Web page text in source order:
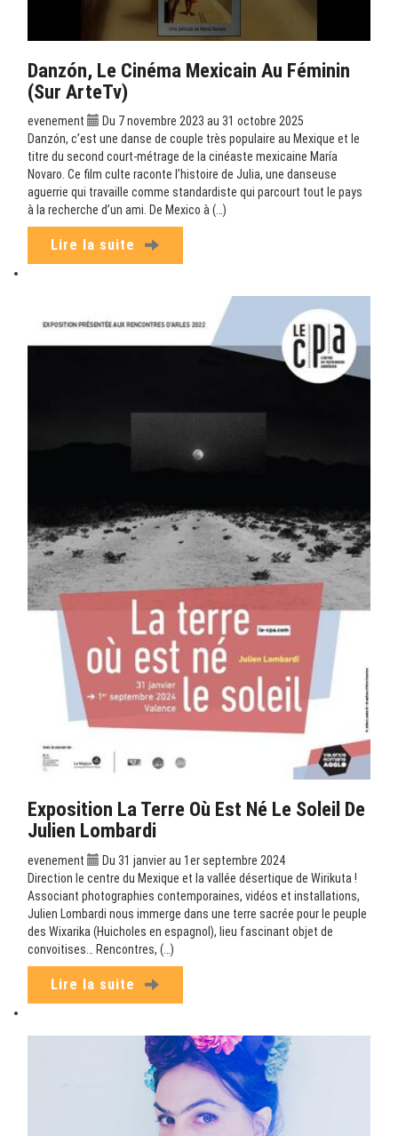
Danzón, Le Cinéma Mexicain Au Féminin
(sur ArteTv)
evenement
Du 7 novembre 2023 au 31 octobre 2025
Danzón, c’est une danse de couple très populaire au Mexique et le
titre du second court-métrage de la cinéaste mexicaine María
Novaro. Ce film culte raconte l’histoire de Julia, une danseuse
aguerrie qui travaille comme standardiste qui parcourt tout le pays
à la recherche d’un ami. De Mexico à (…)
Lire la suite
Exposition La Terre Où Est Né Le Soleil De
Julien Lombardi
evenement
Du 31 janvier au 1er septembre 2024
Direction le centre du Mexique et la vallée désertique de Wirikuta !
Associant photographies contemporaines, vidéos et installations,
Julien Lombardi nous immerge dans une terre sacrée pour le peuple
des Wixarika (Huicholes en espagnol), lieu fascinant objet de
convoitises… Rencontres, (…)
Lire la suite